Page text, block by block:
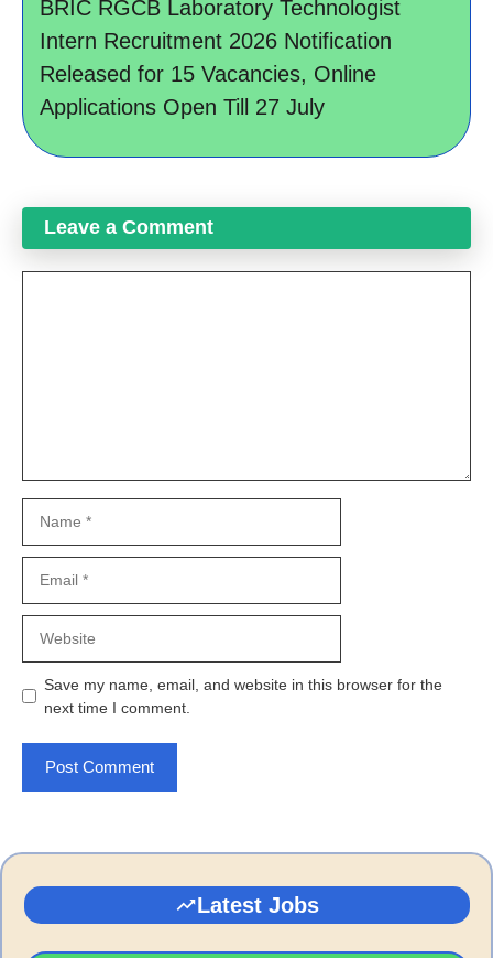
BRIC RGCB Laboratory Technologist
Intern Recruitment 2026 Notification
Released for 15 Vacancies, Online
Applications Open Till 27 July
Leave a Comment
Save my name, email, and website in this browser for the
next time I comment.
Latest Jobs